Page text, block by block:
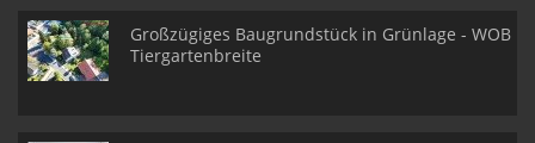
Großzügiges Baugrundstück in Grünlage - WOB
Tiergartenbreite